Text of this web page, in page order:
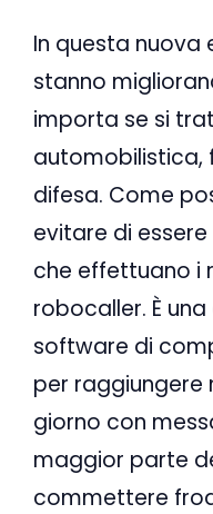
In questa
stanno
importa se si
automobilistica,
difesa. Come
evitare di
che effettuano i
robocaller. È
software di
per raggiungere
giorno con
maggior parte
commettere